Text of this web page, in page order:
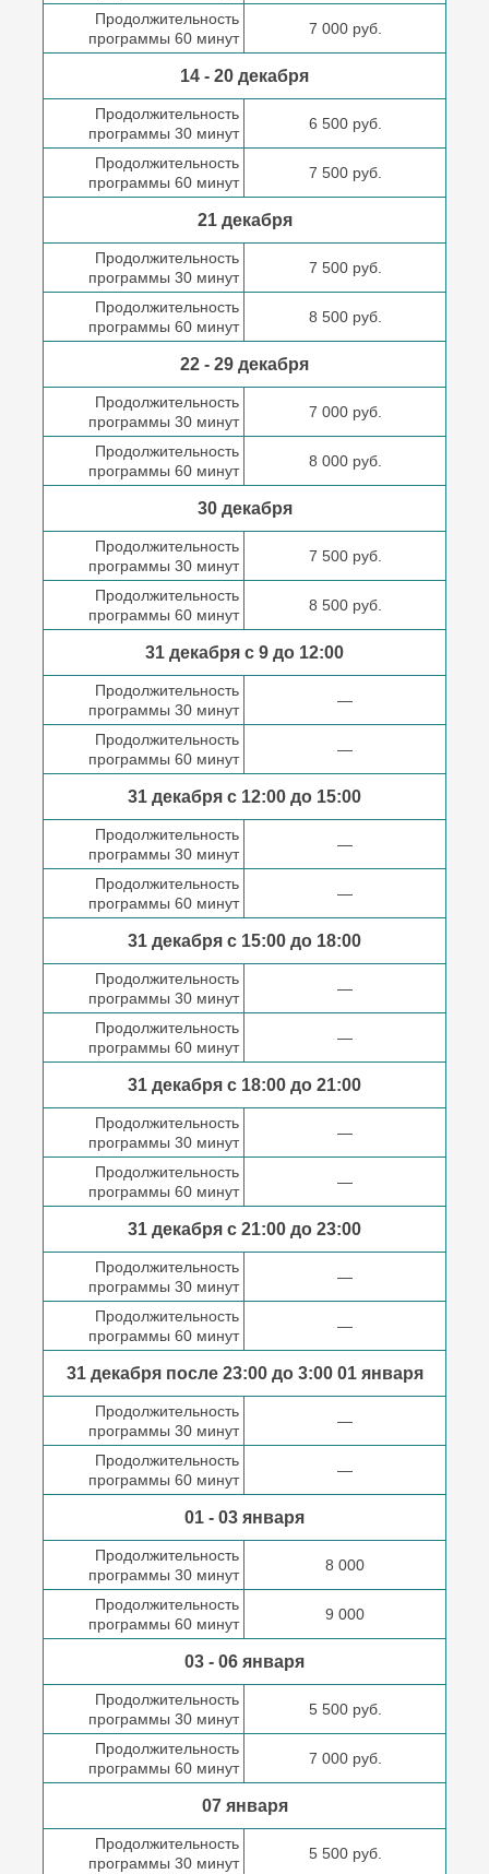
Продолжительность
программы 60 минут
7 000 руб.
14 - 20 декабря
Продолжительность
программы 30 минут
6 500 руб.
Продолжительность
программы 60 минут
7 500 руб.
21 декабря
Продолжительность
программы 30 минут
7 500 руб.
Продолжительность
программы 60 минут
8 500 руб.
22 - 29 декабря
Продолжительность
программы 30 минут
7 000 руб.
Продолжительность
программы 60 минут
8 000 руб.
30 декабря
Продолжительность
программы 30 минут
7 500 руб.
Продолжительность
программы 60 минут
8 500 руб.
31 декабря с 9 до 12:00
Продолжительность
программы 30 минут
—
Продолжительность
программы 60 минут
—
31 декабря с 12:00 до 15:00
Продолжительность
программы 30 минут
—
Продолжительность
программы 60 минут
—
31 декабря с 15:00 до 18:00
Продолжительность
программы 30 минут
—
Продолжительность
программы 60 минут
—
31 декабря с 18:00 до 21:00
Продолжительность
программы 30 минут
—
Продолжительность
программы 60 минут
—
31 декабря с 21:00 до 23:00
Продолжительность
программы 30 минут
—
Продолжительность
программы 60 минут
—
31 декабря после23:00 до 3:0001 января
Продолжительность
программы 30 минут
—
Продолжительность
программы 60 минут
—
01 - 03 января
Продолжительность
программы 30 минут
8 000
Продолжительность
программы 60 минут
9 000
03 - 06 января
Продолжительность
программы 30 минут
5 500 руб.
Продолжительность
программы 60 минут
7 000 руб.
07 января
Продолжительность
программы 30 минут
5 500 руб.